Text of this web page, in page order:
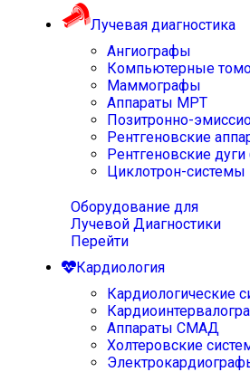
Лучевая диагностика
Ангиографы
Компьютерные
Маммографы
Аппараты МРТ
Позитронно-
Рентгеновские
Рентгеновские
Циклотрон-системы
Оборудование для
Лучевой Диагностики
Перейти
Кардиология
Кардиологические
Аппараты СМАД
Холтеровские